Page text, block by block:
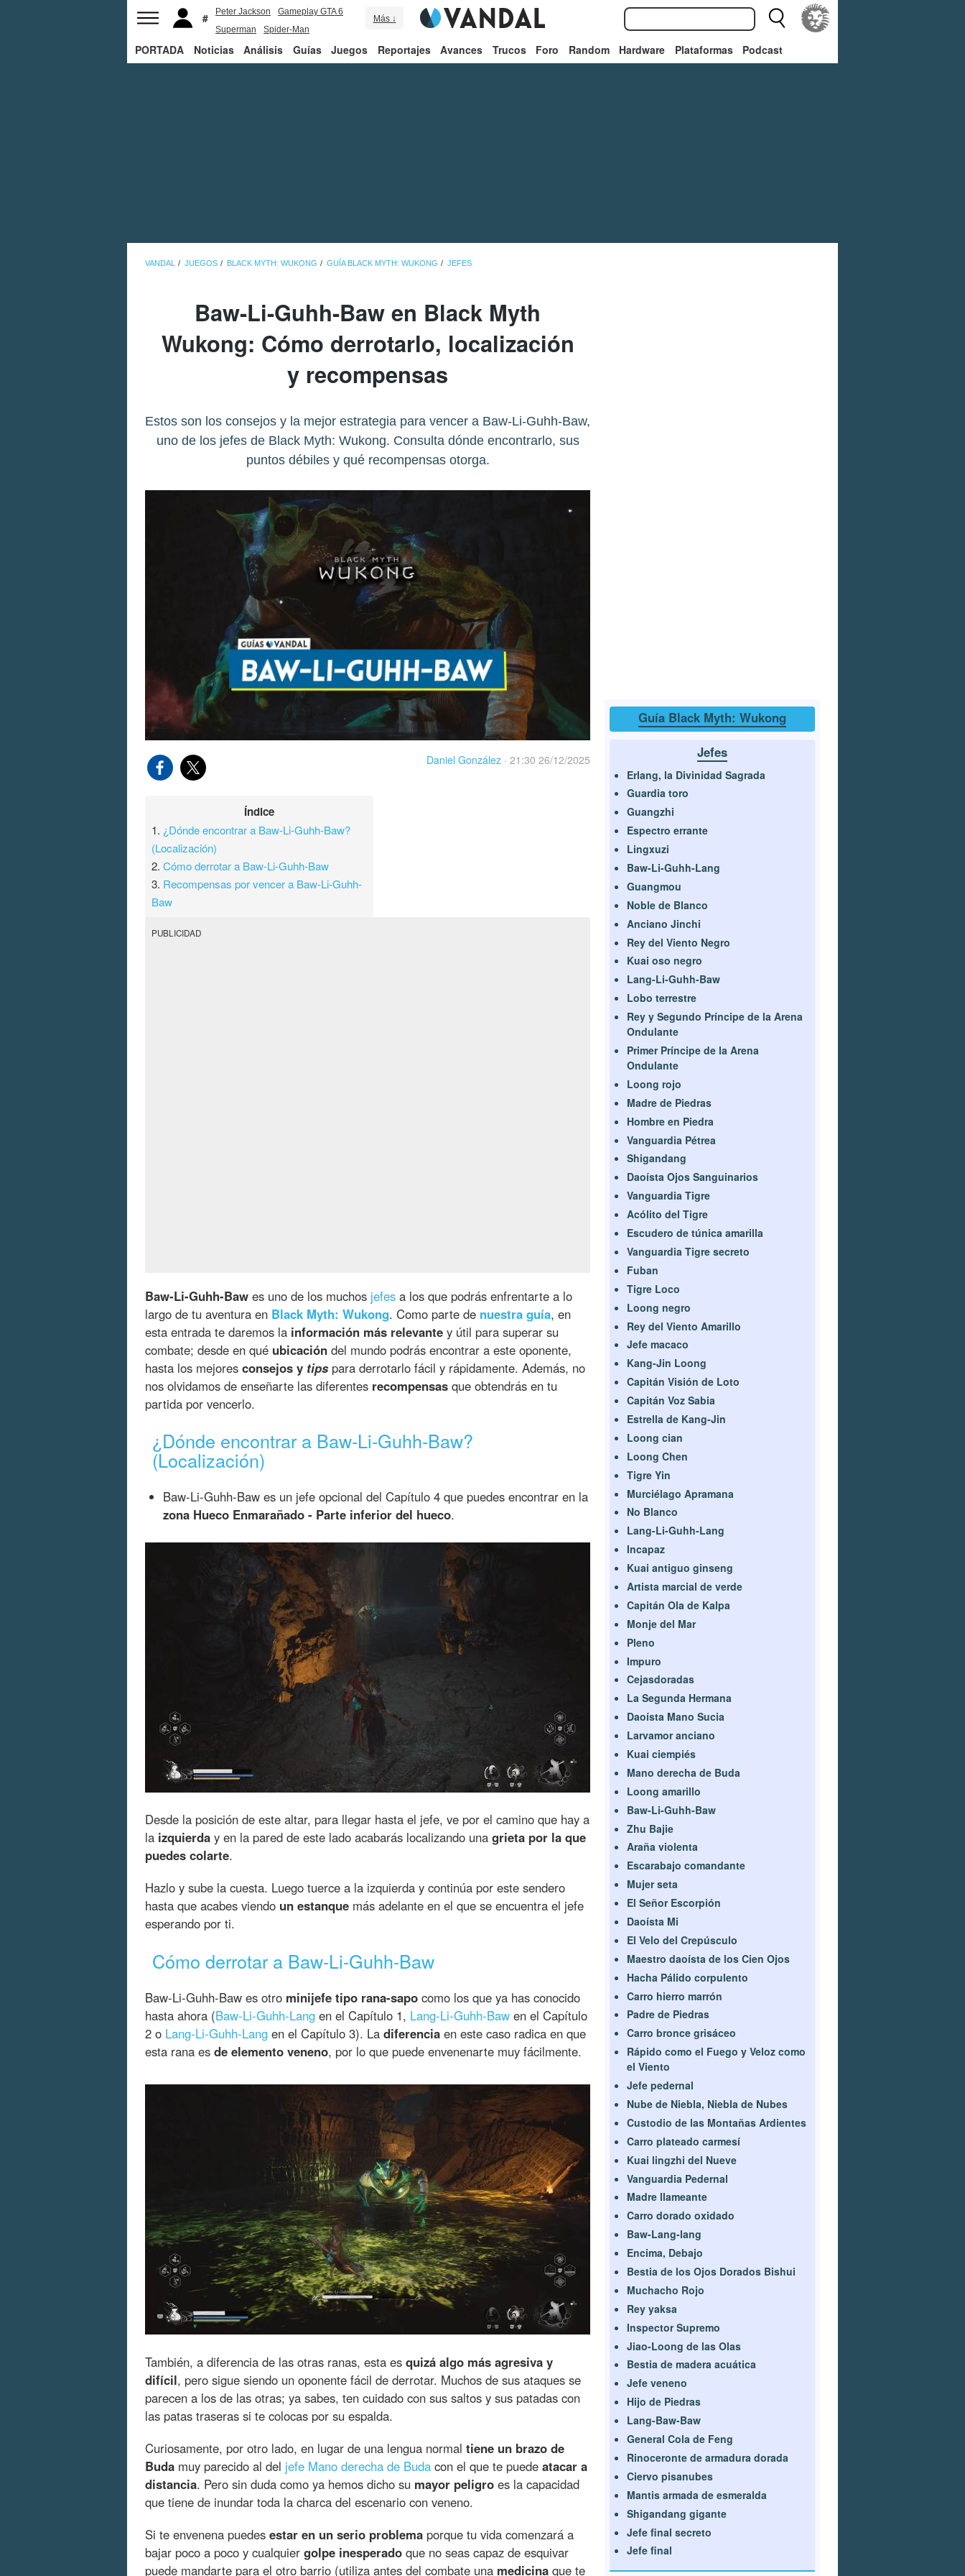
Peter Jackson
Gameplay GTA 6
Superman
Spider-Man
Más ↓
PORTADA Noticias Análisis Guías Juegos Reportajes Avances Trucos Foro Random Hardware Plataformas Podcast
VANDAL JUEGOS BLACK MYTH: WUKONG GUÍA BLACK MYTH: WUKONG JEFES
Baw-Li-Guhh-Baw en Black Myth
Wukong: Cómo derrotarlo, localización
y recompensas
Estos son los consejos y la mejor estrategia para vencer a Baw-Li-Guhh-Baw,
uno de los jefes de Black Myth: Wukong. Consulta dónde encontrarlo, sus
puntos débiles y qué recompensas otorga.
Daniel González · 21:30 26/12/2025
Índice
1. ¿Dónde encontrar a Baw-Li-Guhh-Baw?
(Localización)
2.Cómo derrotar a Baw-Li-Guhh-Baw
3. Recompensas por vencer a Baw-Li-Guhh-
Baw
PUBLICIDAD
Baw-Li-Guhh-Baw es uno de los muchos jefes a los que podrás enfrentarte a lo
largo de tu aventura en Black Myth: Wukong. Como parte de nuestra guía, en
esta entrada te daremos la información más relevante y útil para superar su
combate; desde en qué ubicación del mundo podrás encontrar a este oponente,
hasta los mejores consejos y tipspara derrotarlo fácil y rápidamente. Además, no
nos olvidamos de enseñarte las diferentes recompensas que obtendrás en tu
partida por vencerlo.
¿Dónde encontrar a Baw-Li-Guhh-Baw?
(Localización)
Baw-Li-Guhh-Baw es un jefe opcional del Capítulo 4 que puedes encontrar en la
zona Hueco Enmarañado - Parte inferior del hueco.
Desde la posición de este altar, para llegar hasta el jefe, ve por el camino que hay a
la izquierda y en la pared de este lado acabarás localizando una grieta por la que
puedes colarte.
Hazlo y sube la cuesta. Luego tuerce a la izquierda y continúa por este sendero
hasta que acabes viendo un estanque más adelante en el que se encuentra el jefe
esperando por ti.
Cómo derrotar a Baw-Li-Guhh-Baw
Baw-Li-Guhh-Baw es otro minijefe tipo rana-sapo como los que ya has conocido
hasta ahora (Baw-Li-Guhh-Lang en el Capítulo 1, Lang-Li-Guhh-Baw en el Capítulo
2 o Lang-Li-Guhh-Lang en el Capítulo 3). La diferencia en este caso radica en que
esta rana es de elemento veneno, por lo que puede envenenarte muy fácilmente.
También, a diferencia de las otras ranas, esta es quizá algo más agresiva y
difícil, pero sigue siendo un oponente fácil de derrotar. Muchos de sus ataques se
parecen a los de las otras; ya sabes, ten cuidado con sus saltos y sus patadas con
las patas traseras si te colocas por su espalda.
Curiosamente, por otro lado, en lugar de una lengua normal tiene un brazo de
Buda muy parecido al del jefe Mano derecha de Buda con el que te puede atacar a
distancia. Pero sin duda como ya hemos dicho su mayor peligro es la capacidad
que tiene de inundar toda la charca del escenario con veneno.
Si te envenena puedes estar en un serio problema porque tu vida comenzará a
bajar poco a poco y cualquier golpe inesperado que no seas capaz de esquivar
puede mandarte para el otro barrio (utiliza antes del combate una medicina que te
Guía Black Myth: Wukong
Jefes
Erlang, la Divinidad Sagrada
Guardia toro
Guangzhi
Espectro errante
Lingxuzi
Baw-Li-Guhh-Lang
Guangmou
Noble de Blanco
Anciano Jinchi
Rey del Viento Negro
Kuai oso negro
Lang-Li-Guhh-Baw
Lobo terrestre
Rey y Segundo Príncipe de la Arena
Ondulante
Primer Príncipe de la Arena
Ondulante
Loong rojo
Madre de Piedras
Hombre en Piedra
Vanguardia Pétrea
Shigandang
Daoísta Ojos Sanguinarios
Vanguardia Tigre
Acólito del Tigre
Escudero de túnica amarilla
Vanguardia Tigre secreto
Fuban
Tigre Loco
Loong negro
Rey del Viento Amarillo
Jefe macaco
Kang-Jin Loong
Capitán Visión de Loto
Capitán Voz Sabia
Estrella de Kang-Jin
Loong cian
Loong Chen
Tigre Yin
Murciélago Apramana
No Blanco
Lang-Li-Guhh-Lang
Incapaz
Kuai antiguo ginseng
Artista marcial de verde
Capitán Ola de Kalpa
Monje del Mar
Pleno
Impuro
Cejasdoradas
La Segunda Hermana
Daoísta Mano Sucia
Larvamor anciano
Kuai ciempiés
Mano derecha de Buda
Loong amarillo
Baw-Li-Guhh-Baw
Zhu Bajie
Araña violenta
Escarabajo comandante
Mujer seta
El Señor Escorpión
Daoísta Mi
El Velo del Crepúsculo
Maestro daoísta de los Cien Ojos
Hacha Pálido corpulento
Carro hierro marrón
Padre de Piedras
Carro bronce grisáceo
Rápido como el Fuego y Veloz como
el Viento
Jefe pedernal
Nube de Niebla, Niebla de Nubes
Custodio de las Montañas Ardientes
Carro plateado carmesí
Kuai lingzhi del Nueve
Vanguardia Pedernal
Madre llameante
Carro dorado oxidado
Baw-Lang-lang
Encima, Debajo
Bestia de los Ojos Dorados Bishui
Muchacho Rojo
Rey yaksa
Inspector Supremo
Jiao-Loong de las Olas
Bestia de madera acuática
Jefe veneno
Hijo de Piedras
Lang-Baw-Baw
General Cola de Feng
Rinoceronte de armadura dorada
Ciervo pisanubes
Mantis armada de esmeralda
Shigandang gigante
Jefe final secreto
Jefe final